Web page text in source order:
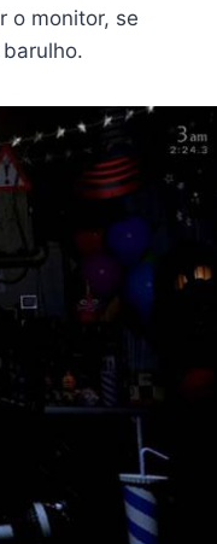
o monitor, se